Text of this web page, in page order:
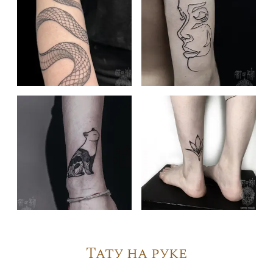
Тату на руке